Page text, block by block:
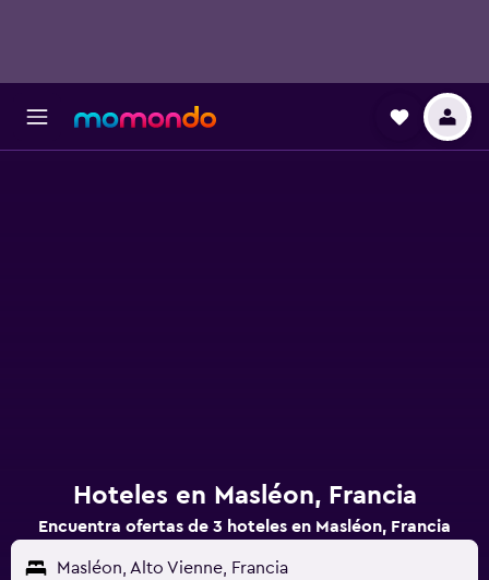
Hoteles en Masléon, Francia
Encuentra ofertas de 3 hoteles en Masléon, Francia
Masléon, Alto Vienne, Francia